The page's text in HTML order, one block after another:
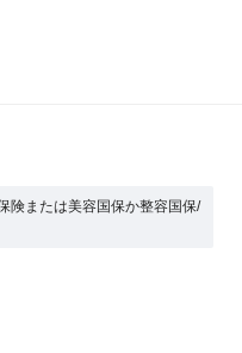
険または美容国保か整容国保/